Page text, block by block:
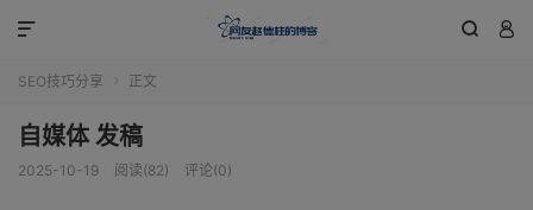
 

SEO技巧分享 正文
自媒体 发稿
2025-10-19 阅读(82) 评论(0)